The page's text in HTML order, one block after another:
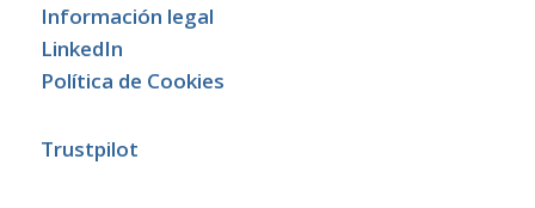
Información legal
LinkedIn
Política de Cookies
Trustpilot